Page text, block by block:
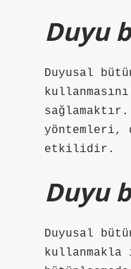
Duyu
Duyusal
yöntemleri,
etkilidir.
Duyu
Duyusal